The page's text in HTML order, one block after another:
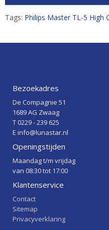
Tags: Philips Master TL-5 High
Bezoekadres
De Compagnie 51
1689 AG Zwaag
T 0229 - 239 625
E info@lunastar.nl
Openingstijden
Maandag t/m vrijdag
van 08:30 tot 17:00
Klantenservice
Contact
Sitemap
Privacyverklaring